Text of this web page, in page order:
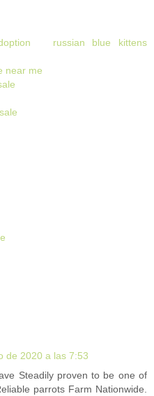
russian blue kittens
near me
de 2020 a las 7:53
Steadily proven to be one of
parrots Farm Nationwide.